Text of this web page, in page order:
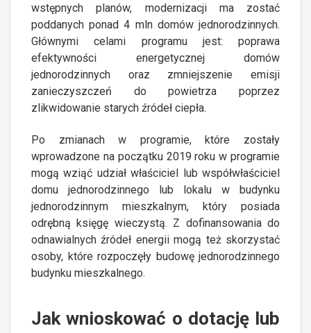
wstępnych planów, modernizacji ma zostać
poddanych ponad 4 mln domów jednorodzinnych.
Głównymi celami programu jest: poprawa
efektywności energetycznej domów
jednorodzinnych oraz zmniejszenie emisji
zanieczyszczeń do powietrza poprzez
zlikwidowanie starych źródeł ciepła.
Po zmianach w programie, które zostały
wprowadzone na początku 2019 roku w programie
mogą wziąć udział właściciel lub współwłaściciel
domu jednorodzinnego lub lokalu w budynku
jednorodzinnym mieszkalnym, który posiada
odrębną księgę wieczystą. Z dofinansowania do
odnawialnych źródeł energii mogą też skorzystać
osoby, które rozpoczęły budowę jednorodzinnego
budynku mieszkalnego.
Jak wnioskować o dotację lub